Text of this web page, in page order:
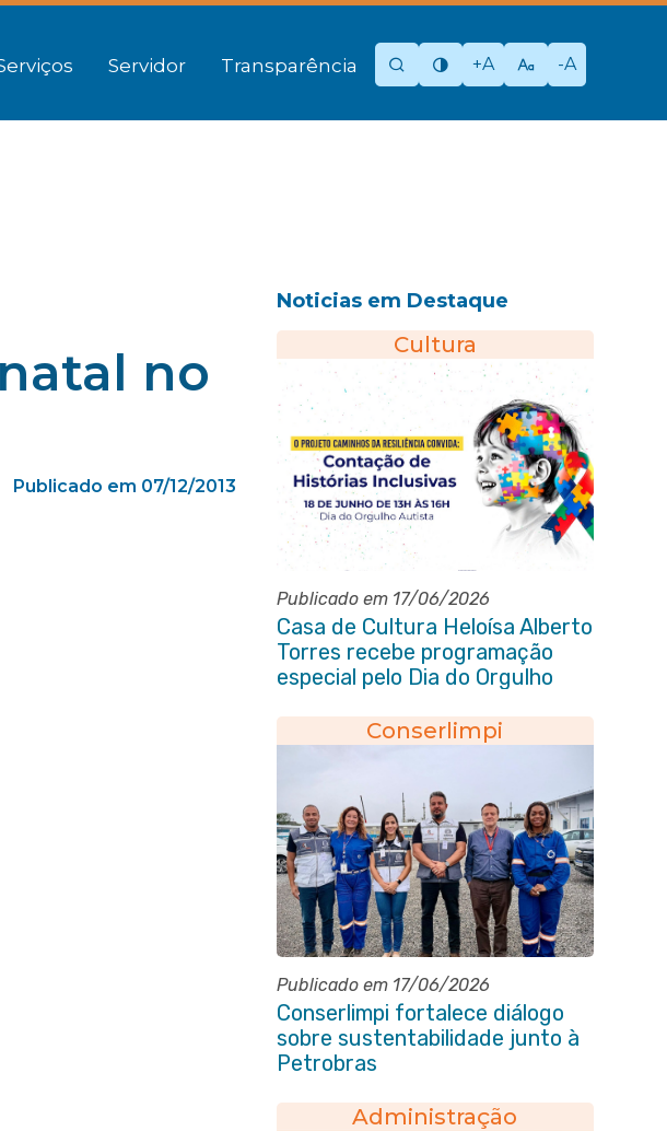
Servidor Transparência +A -A
no
Publicado em 07/12/2013
Noticias em Destaque
Cultura
Publicado em 17/06/2026
Casa de Cultura Heloísa Alberto
Torres recebe programação
especial pelo Dia do Orgulho
Conserlimpi
Publicado em 17/06/2026
Conserlimpi fortalece diálogo
sobre sustentabilidade junto à
Petrobras
Administração